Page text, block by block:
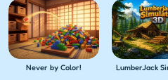
Never by Color!